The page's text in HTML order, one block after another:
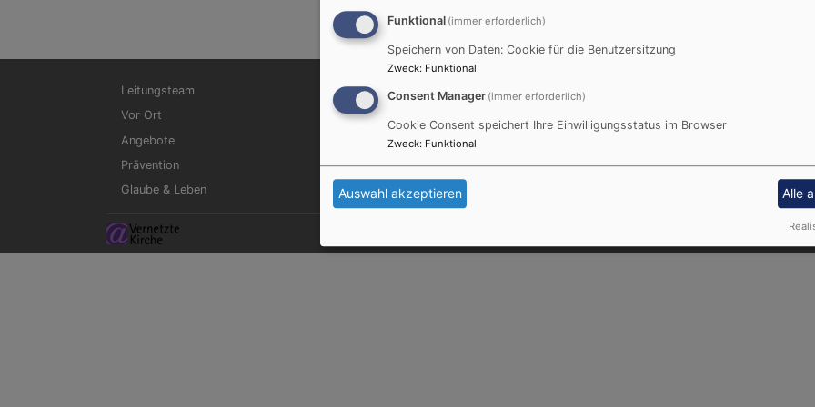
Hauptnavigation
Leitungsteam
Vor Ort
Angebote
Prävention
Glaube & Leben
Impressum
Cookie-Einstellungen
Datenschutzerklärung
Funktional (immer erforderlich)
Speichern von Daten: Cookie für die Benutzersitzung
Zweck: Funktional
Consent Manager (immer erforderlich)
Cookie Consent speichert Ihre Einwilligungsstatus im Browser
Zweck: Funktional
Auswahl akzeptieren Alle